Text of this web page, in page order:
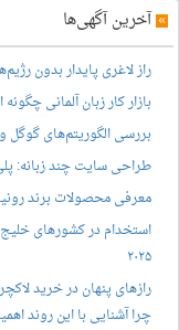
»آخرین آگهی‌ها
راز لاغری پایدار بدون
بازار کار زبان آلمانی
بررسی الگوریتم‌های گوگل
طراحی سایت چند زبانه:
معرفی محصولات برند
استخدام در کشورهای
۲۰۲۵
رازهای پنهان در خرید
چرا آشنایی با این روند